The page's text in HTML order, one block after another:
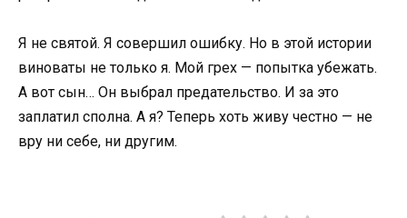
Я не святой. Я совершил ошибку. Но в этой истории
виноваты не только я. Мой грех — попытка убежать.
А вот сын… Он выбрал предательство. И за это
заплатил сполна. А я? Теперь хоть живу честно — не
вру ни себе, ни другим.